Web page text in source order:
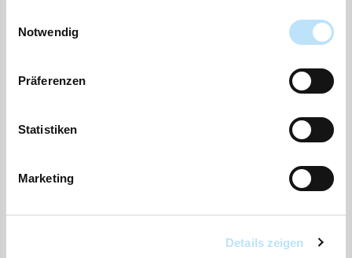
Notwendig
Präferenzen
Statistiken
Marketing
Details zeigen
§ 4 Behandlung der Medien und Haftung
Die/Der Benutzer hat entliehene Bücher und andere
Gemeindebücherei sorgfältig zu behandeln und sie vor
bewahren.
Die Weitergabe der Medien an Dritte ist nicht gestattet.